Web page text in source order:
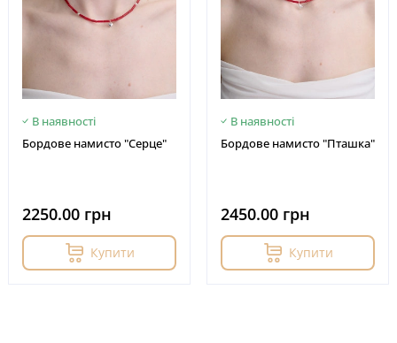
В наявності
Бордове намисто "Серце"
2250.00 грн
Купити
В наявності
Бордове намисто "Пташка"
2450.00 грн
Купити